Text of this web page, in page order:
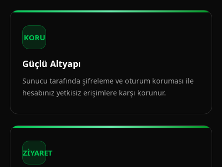
KORU
Güçlü Altyapı
Sunucu tarafında şifreleme ve oturum koruması ile
hesabınız yetkisiz erişimlere karşı korunur.
ZİYARET